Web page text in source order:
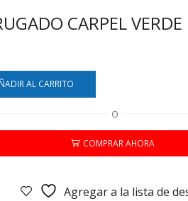
CARPEL VERDE
AL CARRITO
O
COMPRAR AHORA
Agregar a la lista de